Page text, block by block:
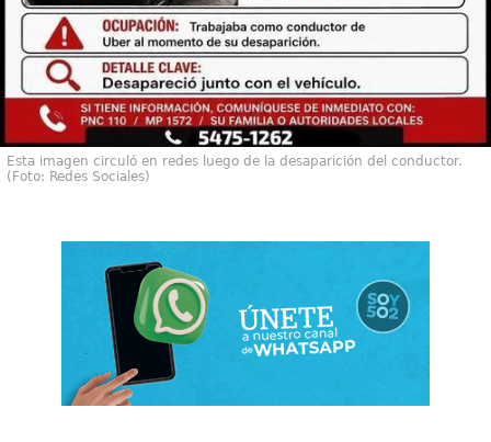
Esta imagen circuló en redes luego de la desaparición del conductor.
(Foto: Redes Sociales)